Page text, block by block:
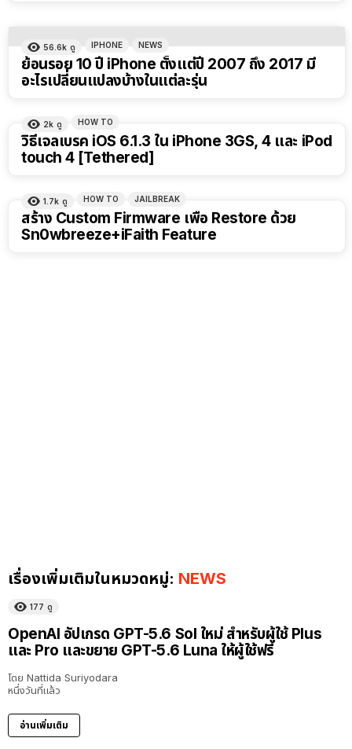
56.6k ดู IPHONE NEWS
ย้อนรอย 10 ปี iPhone ตั้งแต่ปี 2007 ถึง 2017 มี
อะไรเปลี่ยนแปลงบ้างในแต่ละรุ่น
2k ดู HOW TO
วิธีเจลเบรค iOS 6.1.3 ใน iPhone 3GS, 4 และ iPod
touch 4 [Tethered]
1.7k ดู HOW TO JAILBREAK
สร้าง Custom Firmware เพื่อ Restore ด้วย
Sn0wbreeze+iFaith Feature
เรื่องเพิ่มเติมในหมวดหมู่: NEWS
177 ดู
OpenAI อัปเกรด GPT-5.6 Sol ใหม่ สำหรับผู้ใช้ Plus
และ Pro และขยาย GPT-5.6 Luna ให้ผู้ใช้ฟรี
โดย Nattida Suriyodara
หนึ่งวันที่แล้ว
อ่านเพิ่มเติม